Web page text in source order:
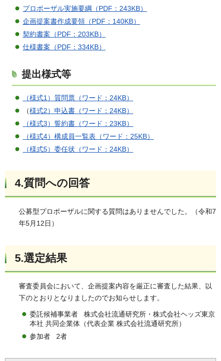
プロポーザル実施要綱（PDF：243KB）
企画提案書作成要領（PDF：140KB）
契約書案（PDF：203KB）
仕様書案（PDF：334KB）
提出様式等
（様式1）質問票（ワード：24KB）
（様式2）申込書（ワード：24KB）
（様式3）誓約書（ワード：23KB）
（様式4）構成員一覧表（ワード：25KB）
（様式5）委任状（ワード：24KB）
4.質問への回答
公募型プロポーザルに関する質問はありませんでした。（令和7
年5月12日）
5.選定結果
審査委員会において、企画提案内容を厳正に審査した結果、以
下のとおりとなりましたのでお知らせします。
委託候補事業者 株式会社流通研究所・株式会社ヘッズ東京
本社 共同企業体（代表企業 株式会社流通研究所）
参加者 2者